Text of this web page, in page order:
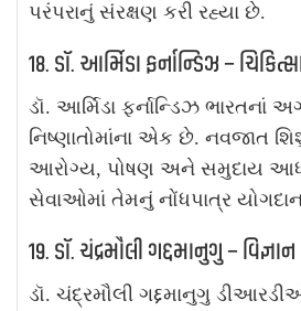
પરંપરાનું સંરક્ષણ કરી રહ્યા છે.
18. ડૉ. આર્મિડા ફર્નાન્ડિઝ –
ડૉ. આર્મિડા ફર્નાન્ડિઝ ભારતનાં
નિષ્ણાતોમાંના એક છે. નવજાત
આરોગ્ય, પોષણ અને સમુદાય
સેવાઓમાં તેમનું નોંધપાત્ર
19. ડૉ. ચંદ્રમૌલી ગદ્દમાનુગુ –
ડૉ. ચંદ્રમૌલી ગદ્દમાનુગુ